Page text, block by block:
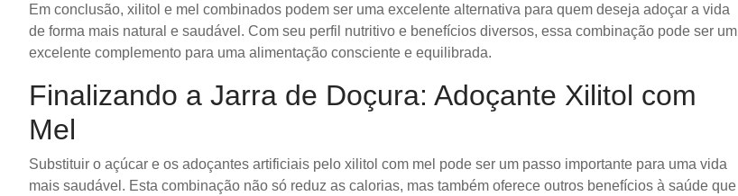
Em conclusão, xilitol e mel combinados podem ser uma excelente alternativa para quem deseja adoçar a vida
de forma mais natural e saudável. Com seu perfil nutritivo e benefícios diversos, essa combinação pode ser um
excelente complemento para uma alimentação consciente e equilibrada.
Finalizando a Jarra de Doçura: Adoçante Xilitol com
Mel
Substituir o açúcar e os adoçantes artificiais pelo xilitol com mel pode ser um passo importante para uma vida
mais saudável. Esta combinação não só reduz as calorias, mas também oferece outros benefícios à saúde que